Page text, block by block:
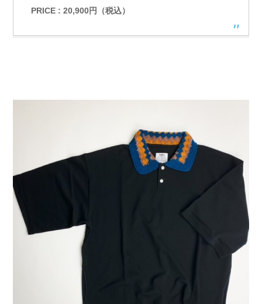
PRICE : 20,900円（税込）